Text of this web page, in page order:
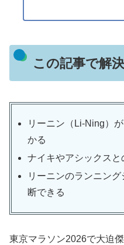
この記事で解
リーニン（Li-Ning）
かる
ナイキやアシックス
リーニンのランニン
断できる
東京マラソン2026で大迫